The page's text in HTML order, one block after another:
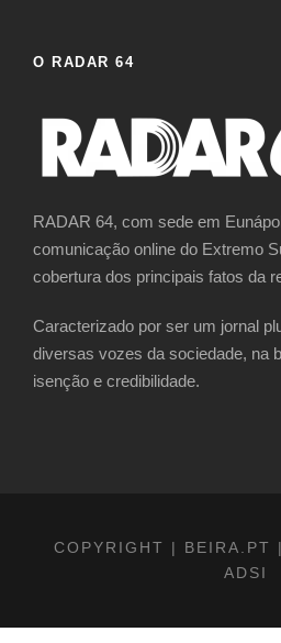
O RADAR 64
RADAR 64, com sede em
comunicação online do Extremo
cobertura dos principais fatos da
Caracterizado por ser um jornal
diversas vozes da sociedade, na
isenção e credibilidade.
COPYRIGHT | BEIRA.PT
ADSI